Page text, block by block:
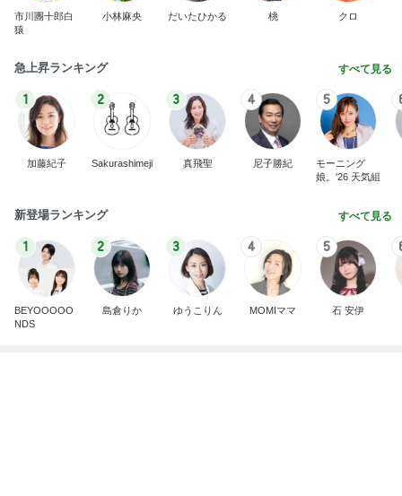
市川團十郎白
猿
小林麻央 だいたひかる 桃 クロ
急上昇ランキング すべて見る
1
加藤紀子
2
Sakurashimeji
3
真飛聖
4
尼子勝紀
5
モーニング
娘。'26 天気組
新登場ランキング すべて見る
1
BEYOOOOO
NDS
2
島倉りか
3
ゆうこりん
4
MOMIママ
5
石 安伊